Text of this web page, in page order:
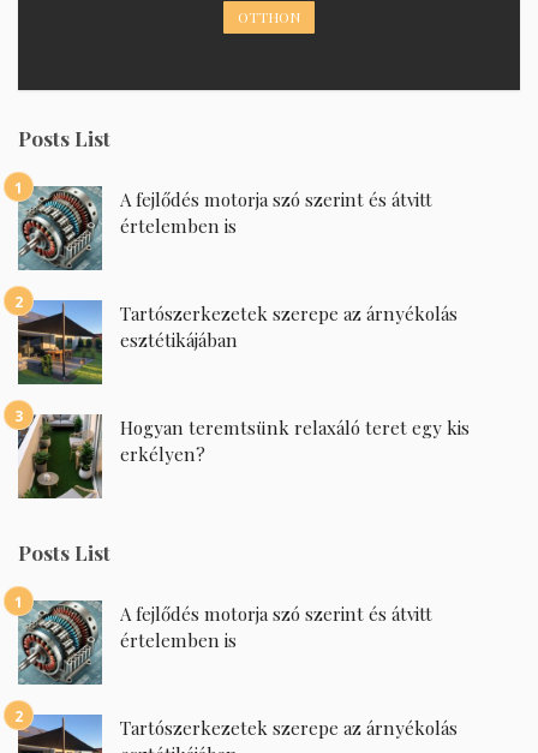
OTTHON
Posts List
A fejlődés motorja szó szerint és átvitt
értelemben is
Tartószerkezetek szerepe az árnyékolás
esztétikájában
Hogyan teremtsünk relaxáló teret egy kis
erkélyen?
Posts List
A fejlődés motorja szó szerint és átvitt
értelemben is
Tartószerkezetek szerepe az árnyékolás